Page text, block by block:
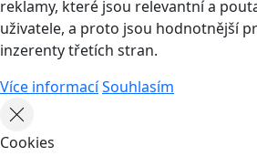
reklamy, které jsou relevantní a
uživatele, a proto jsou hodnotnější
inzerenty třetích stran.
Více informacíSouhlasím
Cookies